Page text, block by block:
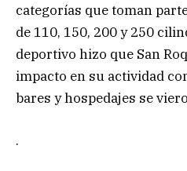
categorías que toman
de 110, 150, 200 y 250
deportivo hizo que San
impacto en su actividad
bares y hospedajes se
.